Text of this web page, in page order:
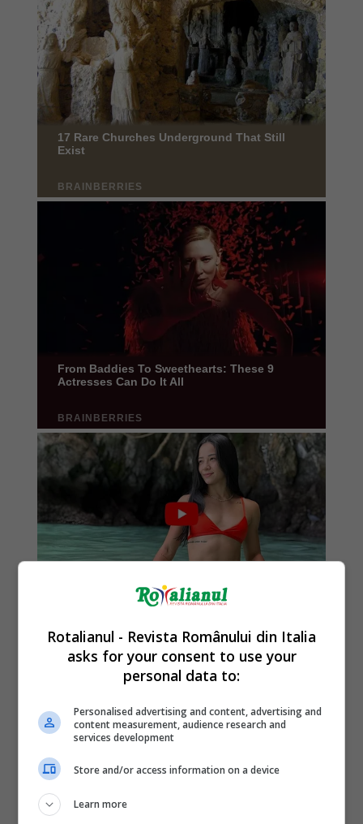
Rotalianul - Revista Românului din Italia
asks for your consent to use your
personal data to:
Personalised advertising and content, advertising and
content measurement, audience research and
services development
Store and/or access information on a device
Learn more